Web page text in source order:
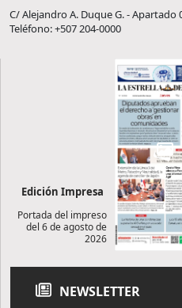
C/ Alejandro A. Duque G. - Apartado
Teléfono: +507 204-0000
Edición Impresa
Portada del impreso
del 6 de agosto de
2026
NEWSLETTER